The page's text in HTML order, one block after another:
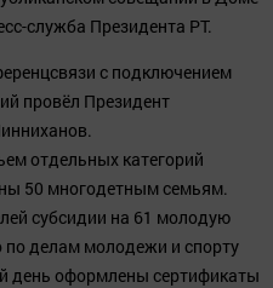
служба Президента РТ.
с подключением
провёл Президент
отдельных категорий
50 многодетным семьям.
субсидии на 61 молодую
делам молодежи и спорту
день оформлены сертификаты